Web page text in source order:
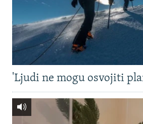
'Ljudi ne mogu osvojiti